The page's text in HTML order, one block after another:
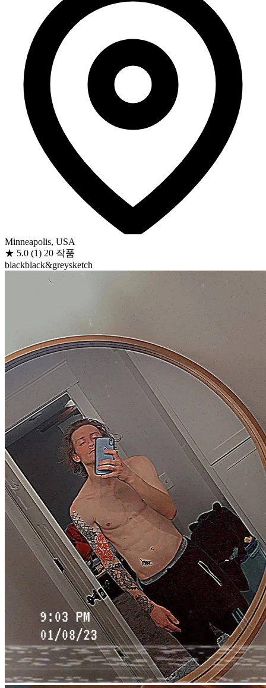
Minneapolis, USA
★ 5.0 (1) 20 작품
blackblack&greysketch